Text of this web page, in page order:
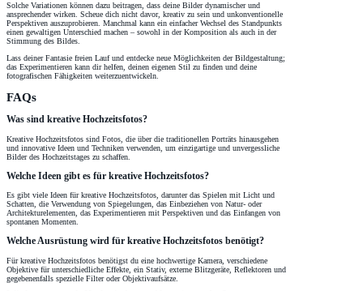
Solche Variationen können dazu beitragen, dass deine Bilder dynamischer und
ansprechender wirken. Scheue dich nicht davor, kreativ zu sein und unkonventionelle
Perspektiven auszuprobieren. Manchmal kann ein einfacher Wechsel des Standpunkts
einen gewaltigen Unterschied machen – sowohl in der Komposition als auch in der
Stimmung des Bildes.
Lass deiner Fantasie freien Lauf und entdecke neue Möglichkeiten der Bildgestaltung;
das Experimentieren kann dir helfen, deinen eigenen Stil zu finden und deine
fotografischen Fähigkeiten weiterzuentwickeln.
FAQs
Was sind kreative Hochzeitsfotos?
Kreative Hochzeitsfotos sind Fotos, die über die traditionellen Porträts hinausgehen
und innovative Ideen und Techniken verwenden, um einzigartige und unvergessliche
Bilder des Hochzeitstages zu schaffen.
Welche Ideen gibt es für kreative Hochzeitsfotos?
Es gibt viele Ideen für kreative Hochzeitsfotos, darunter das Spielen mit Licht und
Schatten, die Verwendung von Spiegelungen, das Einbeziehen von Natur- oder
Architekturelementen, das Experimentieren mit Perspektiven und das Einfangen von
spontanen Momenten.
Welche Ausrüstung wird für kreative Hochzeitsfotos benötigt?
Für kreative Hochzeitsfotos benötigst du eine hochwertige Kamera, verschiedene
Objektive für unterschiedliche Effekte, ein Stativ, externe Blitzgeräte, Reflektoren und
gegebenenfalls spezielle Filter oder Objektivaufsätze.